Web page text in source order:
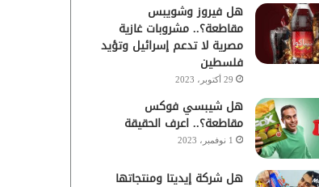
هل فيروز وشويبس
مقاطعة؟.. مشروبات غازية
مصرية لا تدعم إسرائيل وتؤيد
فلسطين
29 أكتوبر، 2023
هل شيبسي فوكس
مقاطعة؟.. اعرف الحقيقة
1 نوفمبر، 2023
هل شركة إيديتا ومنتجاتها